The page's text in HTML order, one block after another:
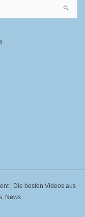
| Die besten Videos aus
News